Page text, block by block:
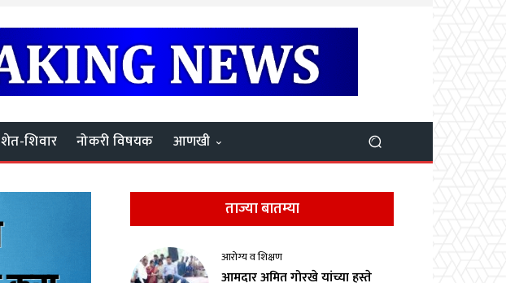
शेत-शिवार नोकरी विषयक आणखी
ताज्या बातम्या
आरोग्य व शिक्षण
आमदार अमित गोरखे यांच्या हस्ते